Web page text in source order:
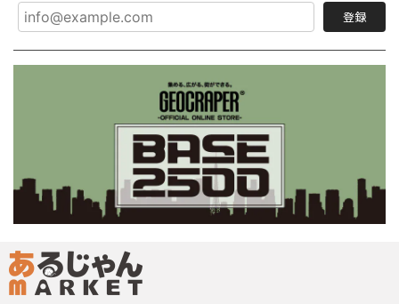
登録